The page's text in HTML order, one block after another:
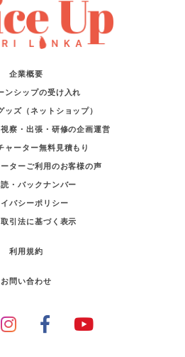
企業概要
ンシップの受け入れ
ッズ（ネットショップ）
察・出張・研修の企画運営
ャーター無料見積もり
ターご利用のお客様の声
・バックナンバー
バシーポリシー
引法に基づく表示
利用規約
お問い合わせ